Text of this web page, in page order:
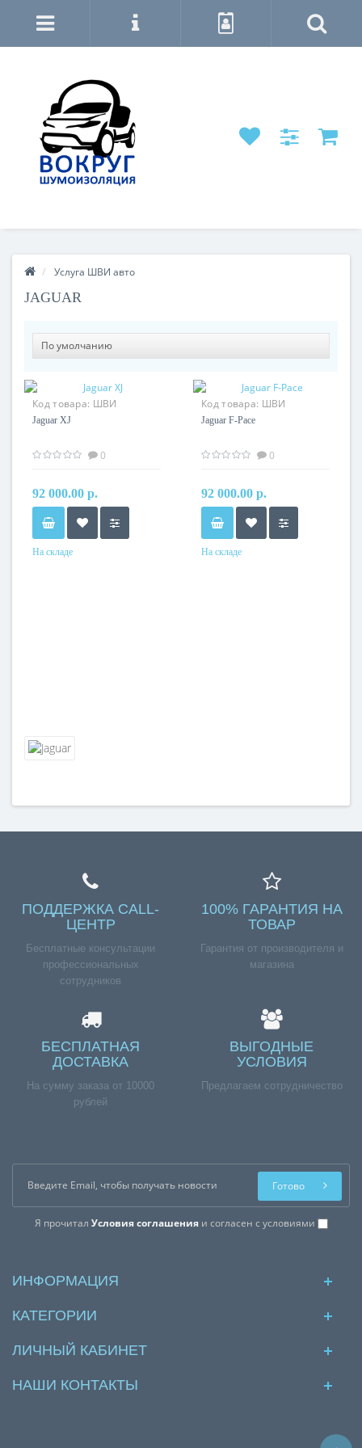
Услуга ШВИ авто
JAGUAR
Код товара: ШВИ
комплекс Jaguar XJ
Jaguar XJ
0
92 000.00 р.
На складе
Код товара: ШВИ
комплекс Jaguar F-Pace
Jaguar F-Pace
0
92 000.00 р.
На складе
ПОДДЕРЖКА CALL-
ЦЕНТР
Бесплатные консультации
профессиональных
сотрудников
100% ГАРАНТИЯ НА
ТОВАР
Гарантия от производителя и
магазина
БЕСПЛАТНАЯ
ДОСТАВКА
На сумму заказа от 10000
рублей
ВЫГОДНЫЕ
УСЛОВИЯ
Предлагаем сотрудничество
Я прочитал Условия соглашенияи согласен с условиями
Готово
ИНФОРМАЦИЯ
КАТЕГОРИИ
ЛИЧНЫЙ КАБИНЕТ
НАШИ КОНТАКТЫ